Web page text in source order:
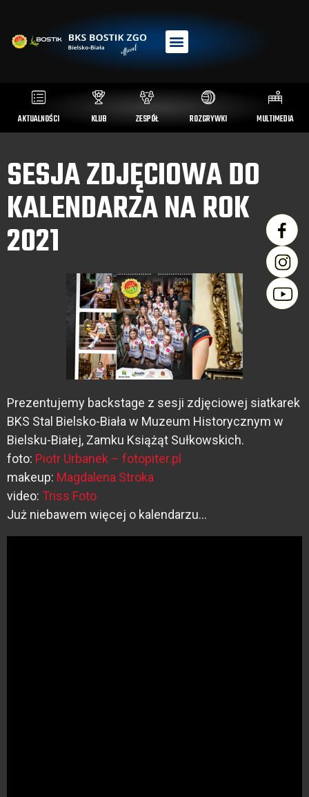
AKTUALNOŚCI KLUB ZESPÓŁ ROZGRYWKI MULTIMEDIA
SESJA ZDJĘCIOWA DO
KALENDARZA NA ROK
2021
Prezentujemy backstage z sesji zdjęciowej siatkarek
BKS Stal Bielsko-Biała w Muzeum Historycznym w
Bielsku-Białej, Zamku Książąt Sułkowskich.
foto: Piotr Urbanek – fotopiter.pl
makeup: Magdalena Stroka
video: Triss Foto
Już niebawem więcej o kalendarzu…